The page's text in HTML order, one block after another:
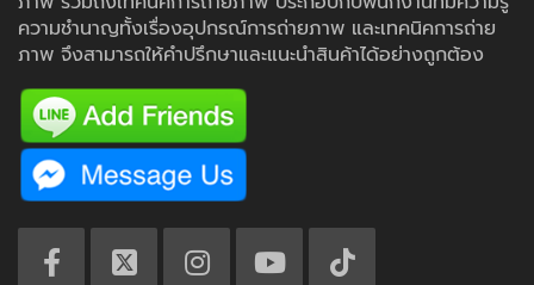
ความชำนาญทั้งเรื่องอุปกรณ์การถ่ายภาพ และเทคนิคการถ่าย
ภาพ จึงสามารถให้คำปรึกษาและแนะนำสินค้าได้อย่างถูกต้อง